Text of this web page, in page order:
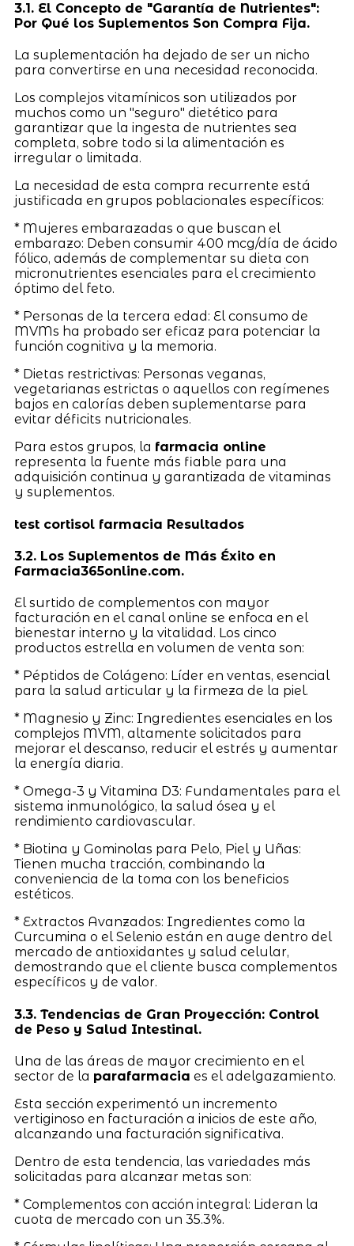
3.1. El Concepto de "Garantía de Nutrientes":
Por Qué los Suplementos Son Compra Fija.
La suplementación ha dejado de ser un nicho
para convertirse en una necesidad reconocida.
Los complejos vitamínicos son utilizados por
muchos como un "seguro" dietético para
garantizar que la ingesta de nutrientes sea
completa, sobre todo si la alimentación es
irregular o limitada.
La necesidad de esta compra recurrente está
justificada en grupos poblacionales específicos:
* Mujeres embarazadas o que buscan el
embarazo: Deben consumir 400 mcg/día de ácido
fólico, además de complementar su dieta con
micronutrientes esenciales para el crecimiento
óptimo del feto.
* Personas de la tercera edad: El consumo de
MVMs ha probado ser eficaz para potenciar la
función cognitiva y la memoria.
* Dietas restrictivas: Personas veganas,
vegetarianas estrictas o aquellos con regímenes
bajos en calorías deben suplementarse para
evitar déficits nutricionales.
Para estos grupos, la farmacia online
representa la fuente más fiable para una
adquisición continua y garantizada de vitaminas
y suplementos.
test cortisol farmacia Resultados
3.2. Los Suplementos de Más Éxito en
Farmacia365online.com.
El surtido de complementos con mayor
facturación en el canal online se enfoca en el
bienestar interno y la vitalidad. Los cinco
productos estrella en volumen de venta son:
* Péptidos de Colágeno: Líder en ventas, esencial
para la salud articular y la firmeza de la piel.
* Magnesio y Zinc: Ingredientes esenciales en los
complejos MVM, altamente solicitados para
mejorar el descanso, reducir el estrés y aumentar
la energía diaria.
* Omega-3 y Vitamina D3: Fundamentales para el
sistema inmunológico, la salud ósea y el
rendimiento cardiovascular.
* Biotina y Gominolas para Pelo, Piel y Uñas:
Tienen mucha tracción, combinando la
conveniencia de la toma con los beneficios
estéticos.
* Extractos Avanzados: Ingredientes como la
Curcumina o el Selenio están en auge dentro del
mercado de antioxidantes y salud celular,
demostrando que el cliente busca complementos
específicos y de valor.
3.3. Tendencias de Gran Proyección: Control
de Peso y Salud Intestinal.
Una de las áreas de mayor crecimiento en el
sector de la parafarmacia es el adelgazamiento.
Esta sección experimentó un incremento
vertiginoso en facturación a inicios de este año,
alcanzando una facturación significativa.
Dentro de esta tendencia, las variedades más
solicitadas para alcanzar metas son:
* Complementos con acción integral: Lideran la
cuota de mercado con un 35.3%.